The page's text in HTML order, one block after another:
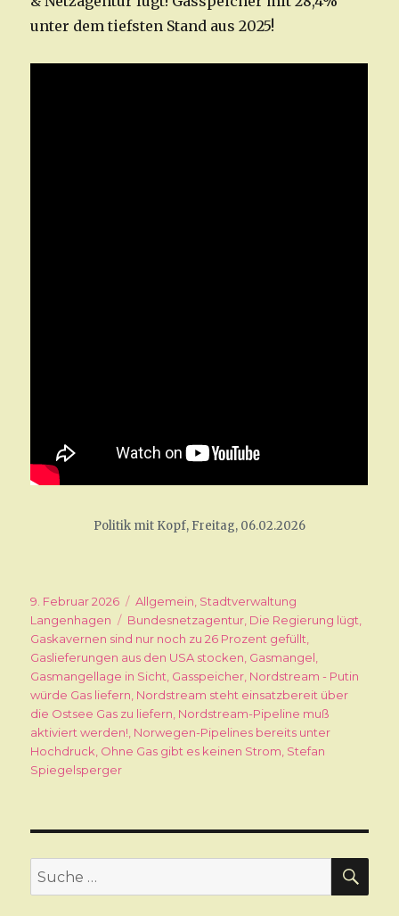
unter dem tiefsten Stand aus 2025!
Politik mit Kopf, Freitag, 06.02.2026
Veröffentlicht
am
9. Februar 2026 Kategorien
Allgemein Stadtverwaltung
Langenhagen
Schlagwörter
Bundesnetzagentur Die Regierung lügt
Gaskavernen sind nur noch zu 26 Prozent gefüllt
Gaslieferungen aus den USA stocken Gasmangel
Gasmangellage in Sicht Gasspeicher Nordstream - Putin
würde Gas liefern Nordstream steht einsatzbereit über
die Ostsee Gas zu liefern Nordstream-Pipeline muß
aktiviert werden! Norwegen-Pipelines bereits unter
Hochdruck Ohne Gas gibt es keinen Strom Stefan
Spiegelsperger
Suche
nach: